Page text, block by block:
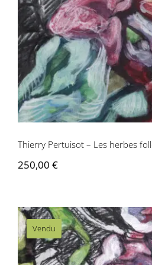
Thierry Pertuisot – Les
Thierry Pertuisot – Les herbes
250,00 €
Vendu